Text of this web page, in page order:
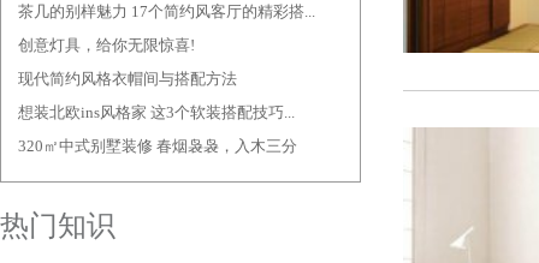
茶几的别样魅力 17个简约风客厅的精彩搭...
创意灯具，给你无限惊喜!
现代简约风格衣帽间与搭配方法
想装北欧ins风格家 这3个软装搭配技巧...
320㎡中式别墅装修 春烟袅袅，入木三分
热门知识